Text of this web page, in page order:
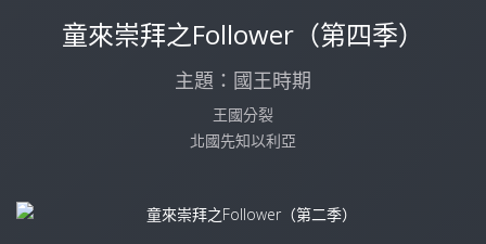
童來崇拜之Follower（第四季）
主題：國王時期
王國分裂
北國先知以利亞